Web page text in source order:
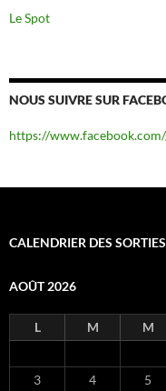
Le Spot
NOUS SUIVRE SUR
https://
CALENDRIER DES SORTIES
AOÛT 2026
L M M
3
4 5